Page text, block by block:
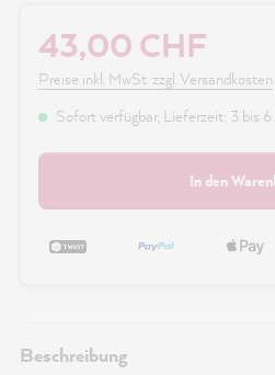
43,00 CHF
Preise inkl. MwSt. zzgl. Versandkosten
Sofort verfügbar, Lieferzeit: 3 bis 6
In den
Beschreibung